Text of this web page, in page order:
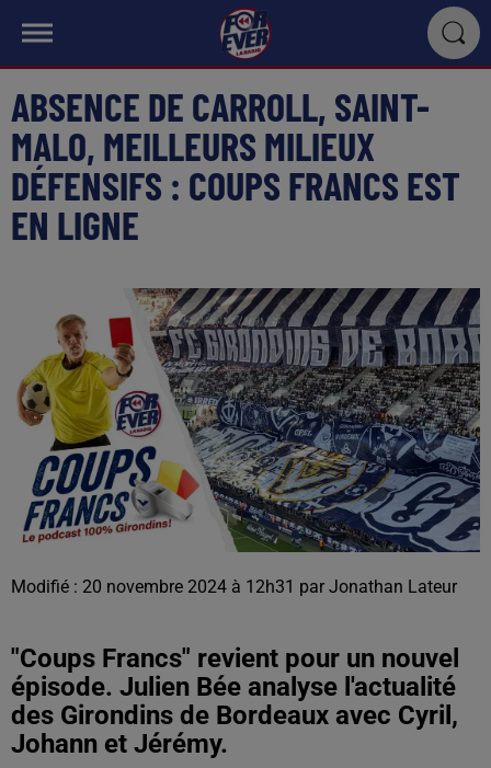
ABSENCE DE CARROLL, SAINT-
MALO, MEILLEURS MILIEUX
DÉFENSIFS : COUPS FRANCS EST
EN LIGNE
Modifié : 20 novembre 2024 à 12h31 par Jonathan Lateur
"Coups Francs" revient pour un nouvel
épisode. Julien Bée analyse l'actualité
des Girondins de Bordeaux avec Cyril,
Johann et Jérémy.